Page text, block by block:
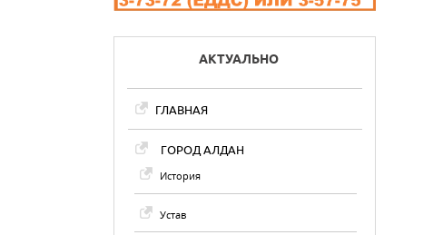
АКТУАЛЬНО
ГЛАВНАЯ
ГОРОД АЛДАН
История
Устав